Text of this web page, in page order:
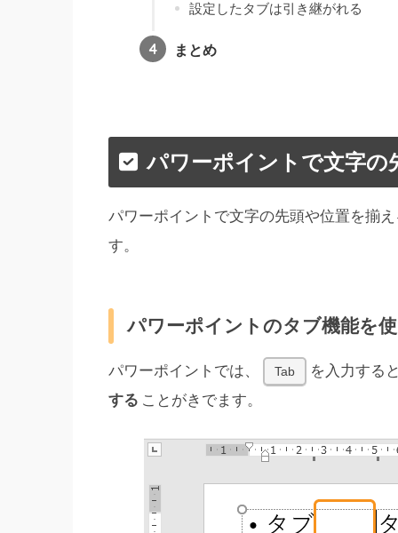
設定したタブは引き継がれる
まとめ
パワーポイントで文字の
パワーポイントで文字の先頭や位置を揃
す。
パワーポイントのタブ機能を
パワーポイントでは、 Tab
を入力する
する ことがきでます。